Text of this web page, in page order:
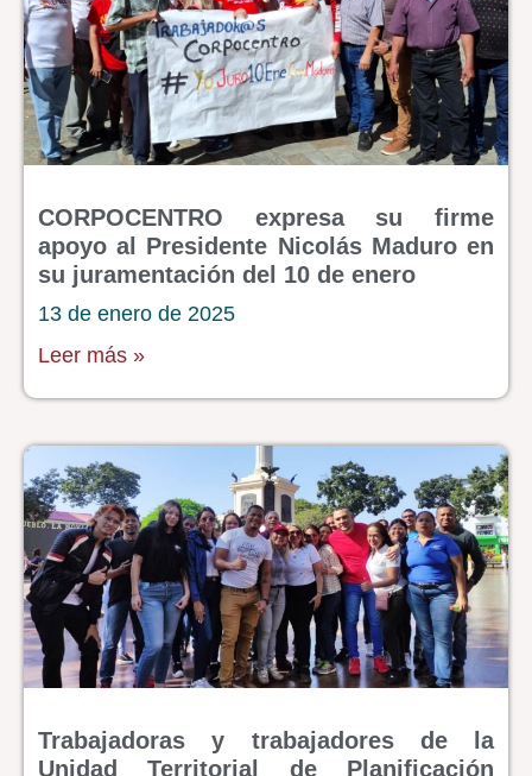
CORPOCENTRO expresa su firme
apoyo al Presidente Nicolás Maduro en
su juramentación del 10 de enero
13 de enero de 2025
Leer más »
Trabajadoras y trabajadores de la
Unidad Territorial de Planificación